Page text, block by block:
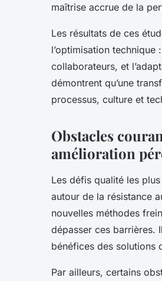
maîtrise accrue de la
Les résultats de ces
l’optimisation technique
collaborateurs, et
démontrent qu’une
processus, culture et
Obstacles
amélioration
Les défis qualité les
autour de la résistance
nouvelles méthodes
dépasser ces barrières.
bénéfices des solutions
Par ailleurs, certains